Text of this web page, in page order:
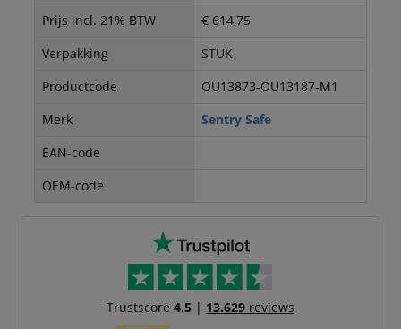
Prijs incl. 21% BTW
€ 614,75
Verpakking
STUK
Productcode
OU13873-OU13187-M1
Merk
Sentry Safe
EAN-code
OEM-code
Trustscore 4.5| 13.629reviews